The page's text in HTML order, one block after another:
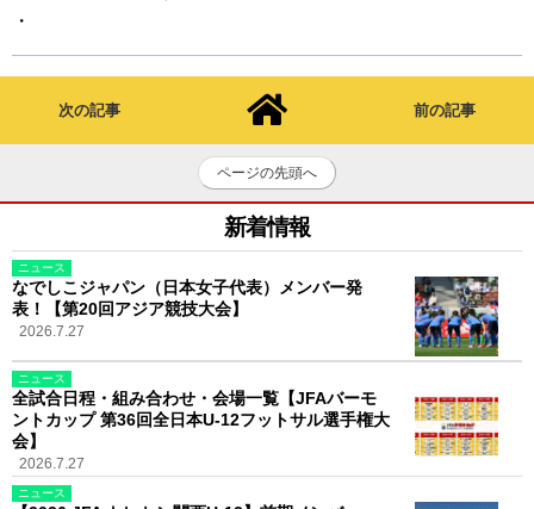
・
次の記事 前の記事
ページの先頭へ
新着情報
ニュース
なでしこジャパン（日本女子代表）メンバー発
表！【第20回アジア競技大会】
2026.7.27
ニュース
全試合日程・組み合わせ・会場一覧【JFAバーモ
ントカップ 第36回全日本U-12フットサル選手権大
会】
2026.7.27
ニュース